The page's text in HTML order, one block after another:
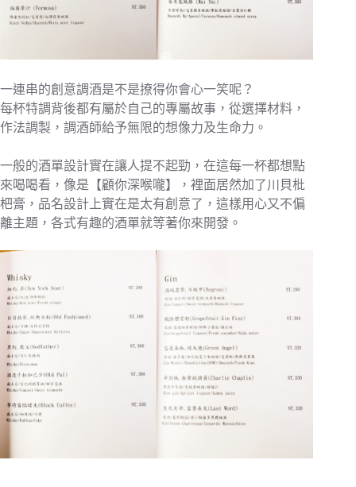
一連串的創意調酒是不是撩得你會心一笑呢？
每杯特調背後都有屬於自己的專屬故事，從選擇材料，
作法調製，調酒師給予無限的想像力及生命力。
一般的酒單設計實在讓人提不起勁，在這每一杯都想點
來喝喝看，像是【顧你深喉嚨】，裡面居然加了川貝枇
杷膏，品名設計上實在是太有創意了，這樣用心又不偏
離主題，各式有趣的酒單就等著你來開發。